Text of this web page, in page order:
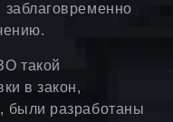
заблаговременно
такой
в закон,
были разработаны